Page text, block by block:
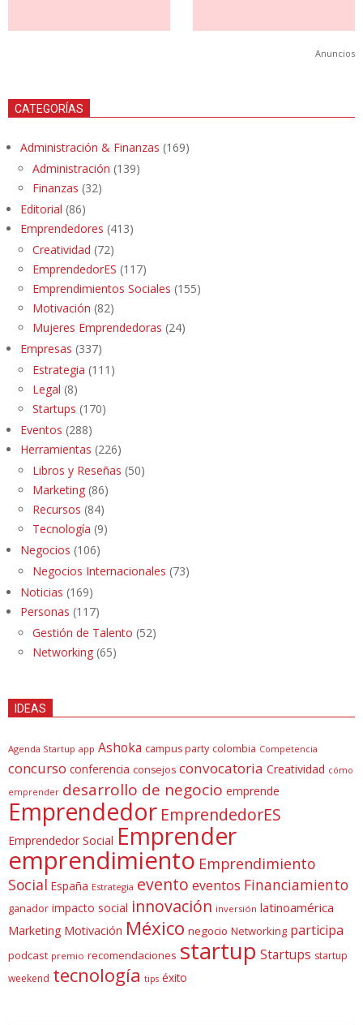
Anuncios
CATEGORÍAS
Administración & Finanzas (169)
Administración (139)
Finanzas (32)
Editorial (86)
Emprendedores (413)
Creatividad (72)
EmprendedorES (117)
Emprendimientos Sociales (155)
Motivación (82)
Mujeres Emprendedoras (24)
Empresas (337)
Estrategia (111)
Legal (8)
Startups (170)
Eventos (288)
Herramientas (226)
Libros y Reseñas (50)
Marketing (86)
Recursos (84)
Tecnología (9)
Negocios (106)
Negocios Internacionales (73)
Noticias (169)
Personas (117)
Gestión de Talento (52)
Networking (65)
IDEAS
Agenda Startup app Ashoka campus party colombia Competencia
concurso conferencia consejos convocatoria Creatividad cómo
emprender desarrollo de negocio emprende
Emprendedor EmprendedorES
Emprendedor Social Emprender
emprendimiento Emprendimiento
Social España Estrategia evento eventos Financiamiento
ganador impacto social innovación inversión latinoamérica
Marketing Motivación México negocio Networking participa
podcast premio recomendaciones startup Startups startup
weekend tecnología tips éxito